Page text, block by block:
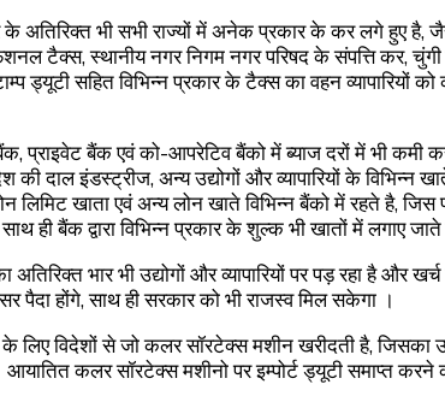
भी सभी राज्यों में अनेक प्रकार के कर लगे हुए है,
टैक्स, स्थानीय नगर निगम नगर परिषद के संपत्ति कर,
ड्यूटी सहित विभिन्न प्रकार के टैक्स का वहन व्यापारियों
प्राइवेट बैंक एवं को-आपरेटिव बैंको में ब्याज दरों में भी कमी
देश की दाल इंडस्ट्रीज, अन्य उ‌द्योगों और व्यापारियों के
लिमिट खाता एवं अन्य लोन खाते विभिन्न बैंको में रहते है,
बैंक द्वारा विभिन्न प्रकार के शुल्क भी खातों में लगाए जाते
भार भी उ‌द्योगों और व्यापारियों पर पड़ रहा है और खर्च
पैदा होंगे, साथ ही सरकार को भी राजस्व मिल सकेगा ।
लिए विदेशों से जो कलर सॉरटेक्स मशीन खरीदती है, जिसका
कलर सॉरटेक्स मशीनो पर इम्पोर्ट ड्यूटी समाप्त करने